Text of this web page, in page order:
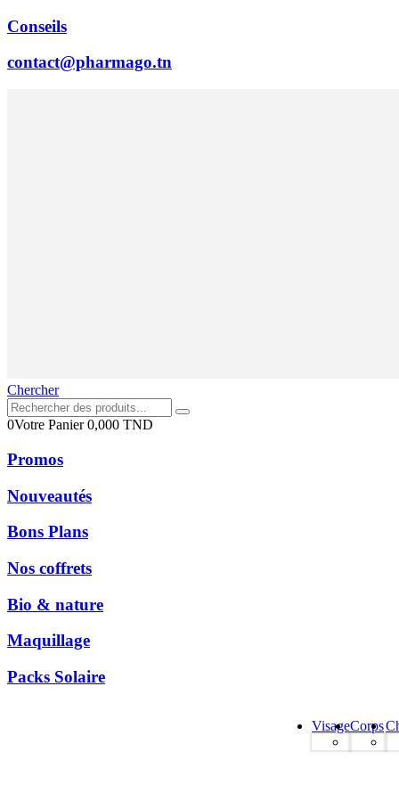
Conseils
contact@pharmago.tn
Chercher
0Votre Panier0,000 TND
Promos
Nouveautés
Bons Plans
Nos coffrets
Bio & nature
Maquillage
Packs Solaire
VisageCorps